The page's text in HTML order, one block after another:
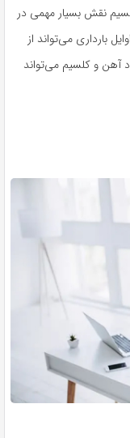
نقش بسیار مهمی در
بارداری می‌تواند از
آهن و کلسیم می‌تواند